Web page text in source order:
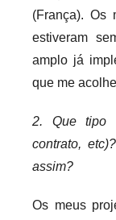
(França). Os
estiveram
amplo já
que me
2. Que tipo
contrato,
assim?
Os meus